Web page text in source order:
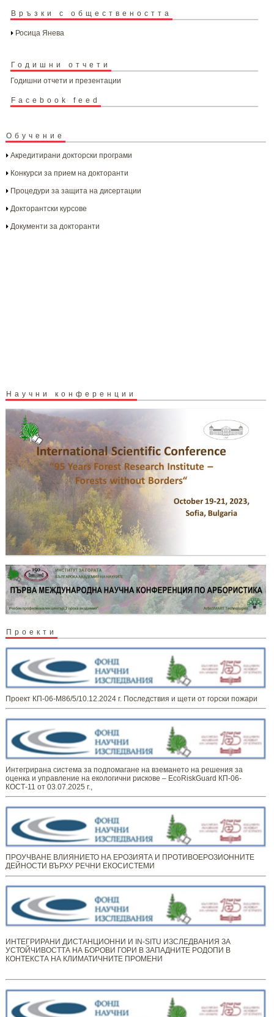
Връзки с обществеността
Росица Янева
Годишни отчети
Годишни отчети и презентации
Facebook feed
Обучение
Акредитирани докторски програми
Конкурси за прием на докторанти
Процедури за защита на дисертации
Докторантски курсове
Документи за докторанти
Научни конференции
Проекти
Проект КП-06-М86/5/10.12.2024 г. Последствия и щети от горски пожари
Интегрирана система за подпомагане на вземането на решения за
оценка и управление на екологични рискове – EcoRiskGuard КП-06-
КОСТ-11 от 03.07.2025 г.,
ПРОУЧВАНЕ ВЛИЯНИЕТО НА ЕРОЗИЯТА И ПРОТИВОЕРОЗИОННИТЕ
ДЕЙНОСТИ ВЪРХУ РЕЧНИ ЕКОСИСТЕМИ
ИНТЕГРИРАНИ ДИСТАНЦИОННИ И IN-SITU ИЗСЛЕДВАНИЯ ЗА
УСТОЙЧИВОСТТА НА БОРОВИ ГОРИ В ЗАПАДНИТЕ РОДОПИ В
КОНТЕКСТА НА КЛИМАТИЧНИТЕ ПРОМЕНИ